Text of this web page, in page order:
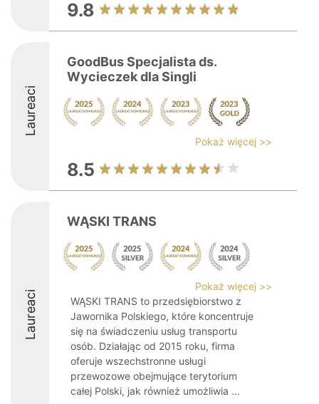
9.8
Laureaci
GoodBus Specjalista ds.
Wycieczek dla Singli
Pokaż więcej >>
8.5
Laureaci
WĄSKI TRANS
Pokaż więcej >>
WĄSKI TRANS to przedsiębiorstwo z
Jawornika Polskiego, które koncentruje
się na świadczeniu usług transportu
osób. Działając od 2015 roku, firma
oferuje wszechstronne usługi
przewozowe obejmujące terytorium
całej Polski, jak również umożliwia ...